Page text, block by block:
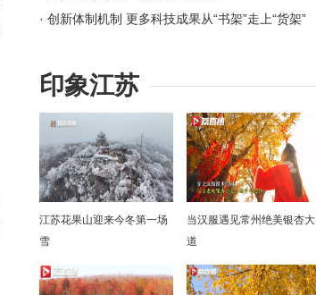
· 创新体制机制 更多科技成果从“书架”走上“货架”
· 苏州：奋力打造全球具有领先地位的“智造之城”
· 【改变在身边】今年起扬州环卫工享免费早餐
· 江苏高速公路因雾霾特级管制均已解除
印象江苏
江苏花果山迎来今冬第一场
雪
当汉服遇见常州绝美银杏大
道